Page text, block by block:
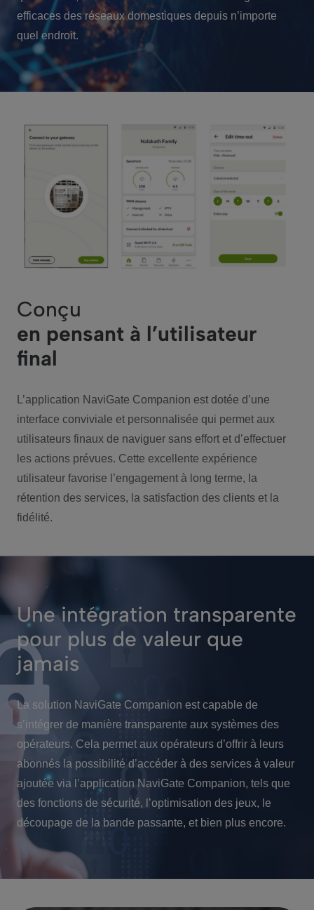
efficaces des réseaux domestiques depuis n’importe
quel endroit.
Conçu
en pensant à l’utilisateur
final
L’application NaviGate Companion est dotée d’une
interface conviviale et personnalisée qui permet aux
utilisateurs finaux de naviguer sans effort et d’effectuer
les actions prévues. Cette excellente expérience
utilisateur favorise l’engagement à long terme, la
rétention des services, la satisfaction des clients et la
fidélité.
Une intégration transparente
pour plus de valeur que
jamais
La solution NaviGate Companion est capable de
s’intégrer de manière transparente aux systèmes des
opérateurs. Cela permet aux opérateurs d’offrir à leurs
abonnés la possibilité d’accéder à des services à valeur
ajoutée via l’application NaviGate Companion, tels que
des fonctions de sécurité, l’optimisation des jeux, le
découpage de la bande passante, et bien plus encore.